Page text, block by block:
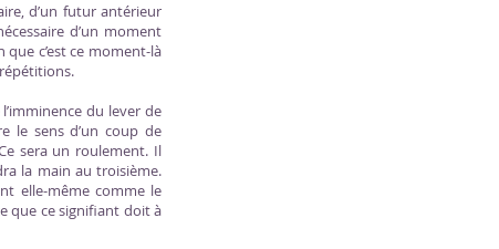
d’un futur antérieur
d’un moment
c’est ce moment-là
du lever de
le sens d’un coup de
sera un roulement. Il
la main au troisième.
elle-même comme le
que ce signifiant doit à